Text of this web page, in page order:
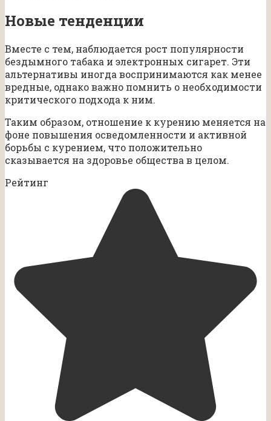
Новые тенденции
Вместе с тем, наблюдается рост популярности
бездымного табака и электронных сигарет. Эти
альтернативы иногда воспринимаются как менее
вредные, однако важно помнить о необходимости
критического подхода к ним.
Таким образом, отношение к курению меняется на
фоне повышения осведомленности и активной
борьбы с курением, что положительно
сказывается на здоровье общества в целом.
Рейтинг